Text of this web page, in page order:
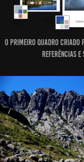
O primeiro quadro criado
referências e